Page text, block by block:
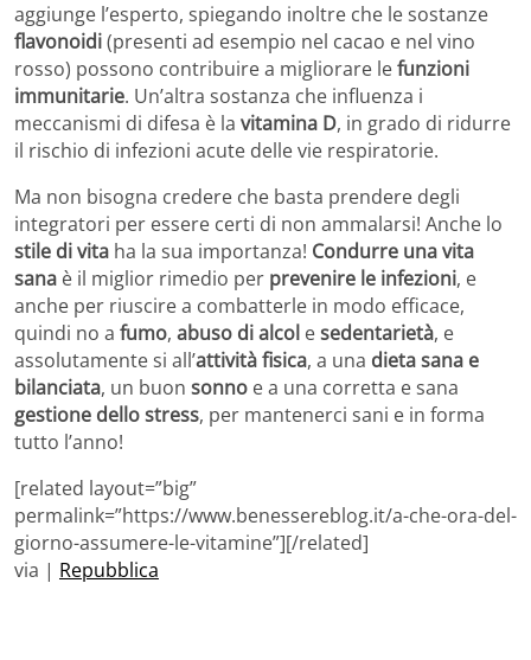
aggiunge l’esperto, spiegando inoltre che le sostanze
flavonoidi(presenti ad esempio nel cacao e nel vino
rosso) possono contribuire a migliorare lefunzioni
immunitarie. Un’altra sostanza che influenza i
meccanismi di difesa è la vitamina D, in grado di ridurre
il rischio di infezioni acute delle vie respiratorie.
Ma non bisogna credere che basta prendere degli
integratori per essere certi di non ammalarsi! Anche lo
stile di vita ha la sua importanza! Condurre una vita
sana è il miglior rimedio per prevenire le infezioni, e
anche per riuscire a combatterle in modo efficace,
quindi no a fumo, abuso di alcol esedentarietà, e
assolutamente si all’attività fisica, a una dieta sana e
bilanciata, un buon sonno e a una corretta e sana
gestione dello stress, per mantenerci sani e in forma
tutto l’anno!
[related layout=”big”
permalink=”https://www.benessereblog.it/a-che-ora-del-
giorno-assumere-le-vitamine”][/related]
via | Repubblica